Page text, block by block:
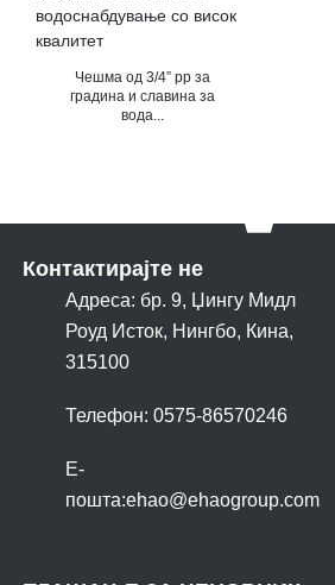
Чешма од 3/4” pp за
градина и славина за
вода...
Контактирајте не
Адреса: бр. 9, Џингу Мидл
Роуд Исток, Нингбо, Кина,
315100
Телефон: 0575-86570246
Е-
пошта:ehao@ehaogroup.com